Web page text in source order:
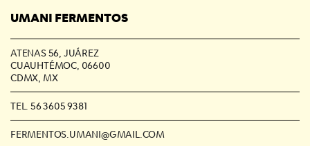
UMANI FERMENTOS
ATENAS 56, JUÁREZ
CUAUHTÉMOC, 06600
CDMX, MX
TEL. 56 3605 9381
FERMENTOS.UMANI@GMAIL.COM